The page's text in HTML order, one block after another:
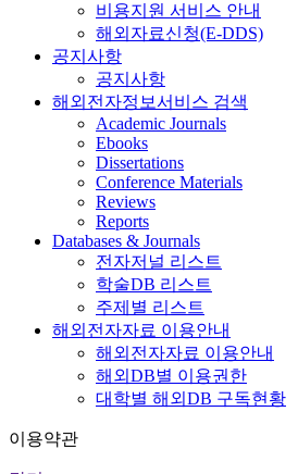
비용지원 서비스 안내
해외자료신청(E-DDS)
공지사항
공지사항
해외전자정보서비스 검색
Academic Journals
Ebooks
Dissertations
Conference Materials
Reviews
Reports
Databases & Journals
전자저널 리스트
학술DB 리스트
주제별 리스트
해외전자자료 이용안내
해외전자자료 이용안내
해외DB별 이용권한
대학별 해외DB 구독현황
이용약관